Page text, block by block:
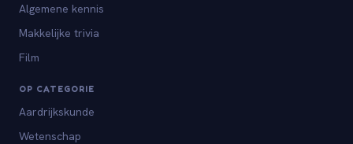
Algemene kennis
Makkelijke trivia
Film
OP CATEGORIE
Aardrijkskunde
Wetenschap